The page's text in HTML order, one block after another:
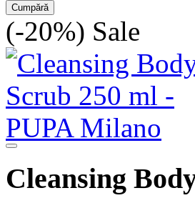
Cumpără
(-20%) Sale
Cleansing